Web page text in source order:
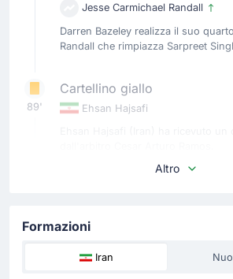
Jesse Carmichael Randall
Darren Bazeley realizza il suo
Randall che rimpiazza Sarpreet
89'
Cartellino giallo
Ehsan Hajsafi
Amirhossein Hosseinzadeh
Amir Ghalenoei realizza il suo
Altro
Formazioni
Iran